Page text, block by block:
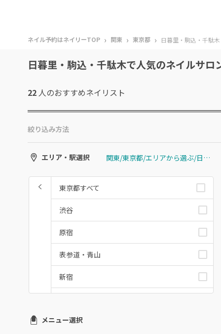
ネイル予約はネイリーTOP › 関東 › 東京都 › 日暮里・駒込・千駄木
日暮里・駒込・千駄木で人気のネイルサロ
22 人のおすすめネイリスト
絞り込み方法
エリア・駅選択 関東/東京都/エリアから選ぶ/日暮里・駒込・千駄木
東京都すべて
渋谷
原宿
表参道・青山
新宿
銀座・新橋・有楽町
メニュー選択